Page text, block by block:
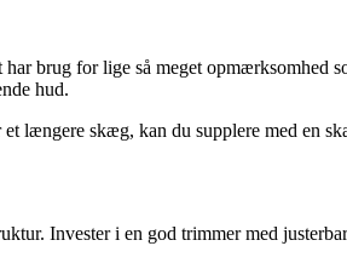
brug for lige så meget opmærksomhed
hud.
længere skæg, kan du supplere med en
Invester i en god trimmer med